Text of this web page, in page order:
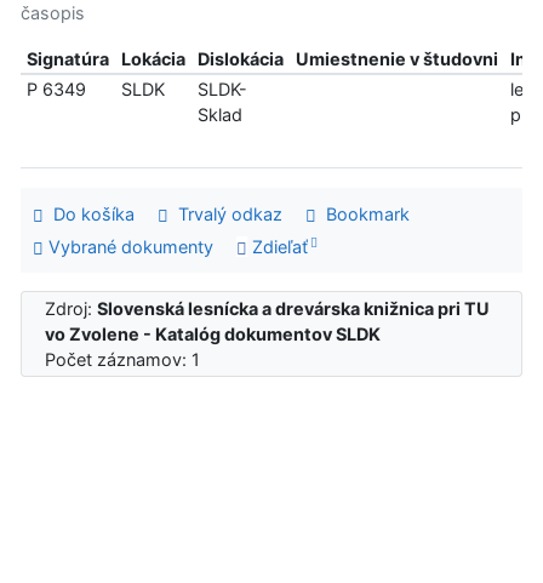
časopis
Signatúra Lokácia Dislokácia Umiestnenie v študovni
Info
P 6349
SLDK
SLDK-
Sklad
len
Do košíka Trvalý odkaz
Bookmark
Vybrané dokumenty
Zdieľať
Zdroj:Slovenská lesnícka a drevárska knižnica pri TU
vo Zvolene - Katalóg dokumentov SLDK
Počet záznamov: 1